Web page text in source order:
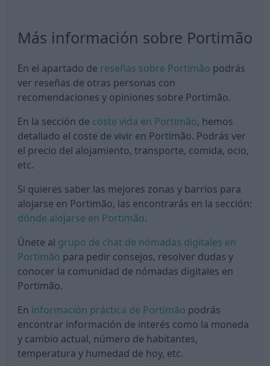
Más información sobre Portimão
En el apartado de reseñas sobre Portimão podrás
ver reseñas de otras personas con
recomendaciones y opiniones sobre Portimão.
En la sección de coste vida en Portimão, hemos
detallado el coste de vivir en Portimão. Podrás ver
el precio del alojamiento, transporte, comida, ocio,
etc.
Si quieres saber las mejores zonas y barrios para
alojarse en Portimão, las encontrarás en la sección:
dónde alojarse en Portimão.
Únete al grupo de chat de nómadas digitales en
Portimão para pedir consejos, resolver dudas y
conocer la comunidad de nómadas digitales en
Portimão.
En información práctica de Portimão podrás
encontrar información de interés como la moneda
y cambio actual, número de habitantes,
temperatura y humedad de hoy, etc.